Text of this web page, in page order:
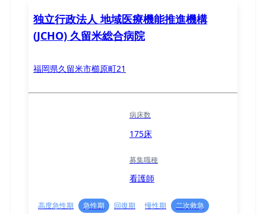
独立行政法人 地域医療機能推進機構
(JCHO) 久留米総合病院
福岡県久留米市櫛原町21
病床数
175床
募集職種
看護師
高度急性期 急性期 回復期 慢性期
二次救急